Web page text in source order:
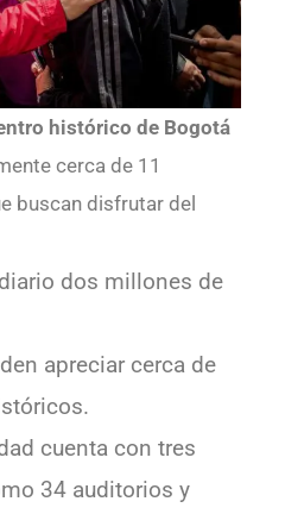
histórico de Bogotá
cerca de 11
buscan disfrutar del
dos millones de
apreciar cerca de
cuenta con tres
34 auditorios y